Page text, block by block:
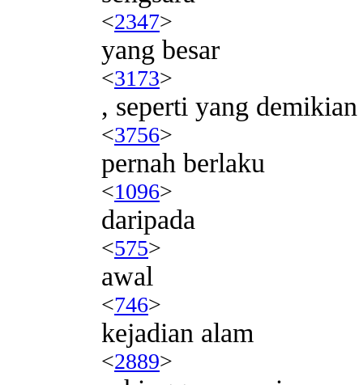
<2347>
yang besar
<3173>
, seperti yang
<3756>
pernah berlaku
<1096>
daripada
<575>
awal
<746>
kejadian alam
<2889>